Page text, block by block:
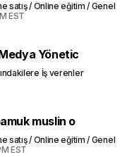
satış / Online eğitim / Genel
EST
Yönetic
İş verenler
muslin o
satış / Online eğitim / Genel
EST